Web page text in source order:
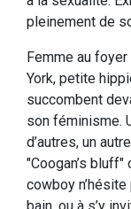
pleinement de
Femme au
York, petite
succombent
son féminisme.
d’autres, un
"Coogan’s bluff"
cowboy